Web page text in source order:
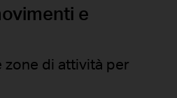
e
zone di attività per